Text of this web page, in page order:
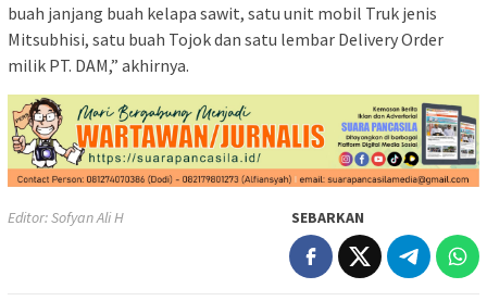
buah janjang buah kelapa sawit, satu unit mobil Truk jenis
Mitsubhisi, satu buah Tojok dan satu lembar Delivery Order
milik PT. DAM,” akhirnya.
Editor: Sofyan Ali H SEBARKAN